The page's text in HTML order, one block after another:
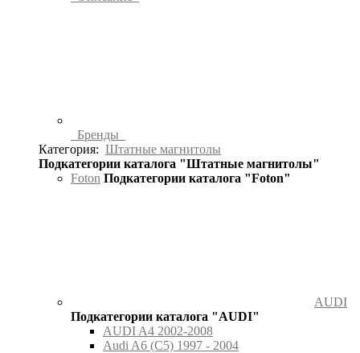
Бренды
Категория: Штатные магнитолы
Подкатегории каталога "Штатные магнитолы"
Foton Подкатегории каталога "Foton"
AUDI
Подкатегории каталога "AUDI"
AUDI A4 2002-2008
Audi A6 (C5) 1997 - 2004